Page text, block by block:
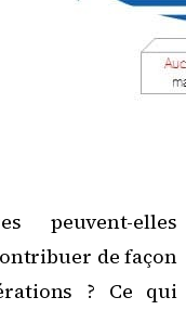
peuvent-elles
de façon
? Ce qui